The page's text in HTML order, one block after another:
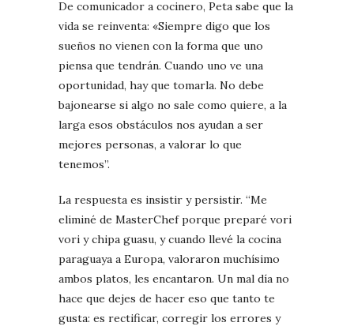
De comunicador a cocinero, Peta sabe que la
vida se reinventa: «Siempre digo que los
sueños no vienen con la forma que uno
piensa que tendrán. Cuando uno ve una
oportunidad, hay que tomarla. No debe
bajonearse si algo no sale como quiere, a la
larga esos obstáculos nos ayudan a ser
mejores personas, a valorar lo que
tenemos”.
La respuesta es insistir y persistir. “Me
eliminé de MasterChef porque preparé vori
vori y chipa guasu, y cuando llevé la cocina
paraguaya a Europa, valoraron muchísimo
ambos platos, les encantaron. Un mal día no
hace que dejes de hacer eso que tanto te
gusta: es rectificar, corregir los errores y